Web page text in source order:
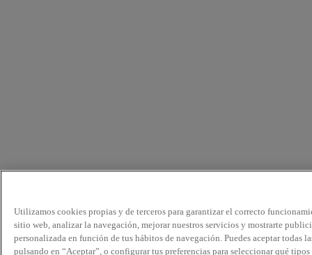
Utilizamos cookies propias y de terceros para garantizar el correcto
sitio web, analizar la navegación, mejorar nuestros servicios y mostrarte
personalizada en función de tus hábitos de navegación. Puedes aceptar todas
pulsando en “Aceptar”, o configurar tus preferencias para seleccionar qué tipos